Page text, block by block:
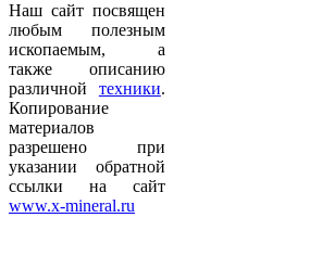
Наш сайт посвящен
любым полезным
ископаемым, а
также описанию
различной техники.
Копирование
материалов
разрешено при
указании обратной
ссылки на сайт
www.x-mineral.ru